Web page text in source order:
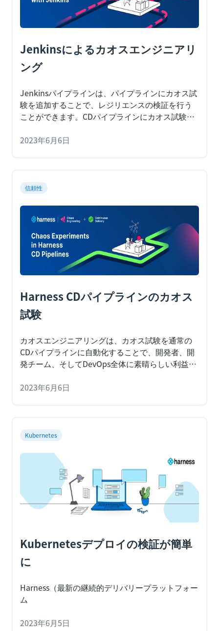
Jenkinsによるカオスエンジニアリ
ング
Jenkinsパイプラインは、パイプラインにカオス試
験を追加することで、レジリエンスの検証を行う
ことができます。CDパイプラインにカオス試験を
債の削減、レジリエンスの問題の早期発見など、
試験の概念化、設計、開発、実行、分析に必要な
などの他のCI/CDツールでは、これらのカオス試験
をパイプラインに簡単に追加できます。このブロ
グでは、Harness Chaos EngineeringとJenkinsパ
イプラインの統合方法について説明します。
2023年6月6日
信頼性
Harness CDパイプラインのカオス
試験
カオスエンジニアリングは、カオス試験を通常の
CDパイプラインに自動化することで、開発者、開
発チーム、そしてDevOps全体に素晴らしい利益を
イプラインにおけるカオス試験の利点と使用方法
テージにカオスステップを追加し、期待されるレ
記事では、Harness CDのパイプラインにカオス試
験を追加する理由（ビジネスのパイプラインにカ
オス試験を追加するメリット）、何を（注入を検
討する必要があるカオス試験のタイプ）、そして
どのように（エンドツーエンドの技術的詳細）カ
オス試験を実行するかについて詳細に説明しま
2023年6月6日
Kubernetes
Kubernetesデプロイの検証が簡単
に
Harness （最新の継続的デリバリープラットフォー
ム
2023年6月5日